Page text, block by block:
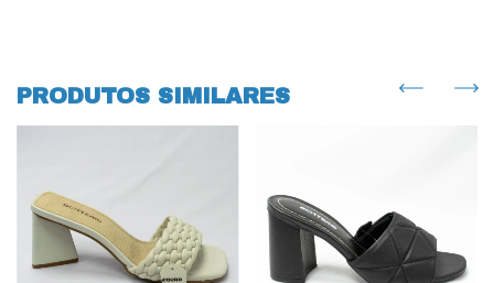
PRODUTOS SIMILARES